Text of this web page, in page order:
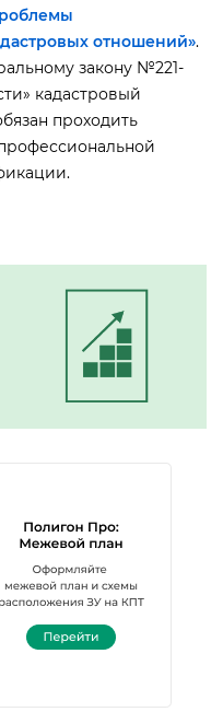
отношений».
закону №221-
кадастровый
проходить